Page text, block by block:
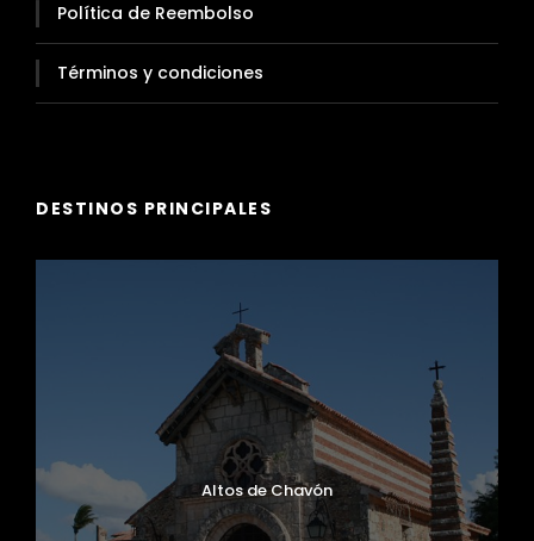
Política de Reembolso
Términos y condiciones
DESTINOS PRINCIPALES
Altos de Chavón